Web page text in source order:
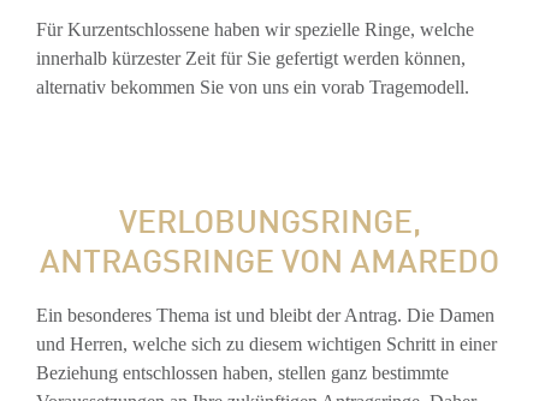
Für Kurzentschlossene haben wir spezielle Ringe, welche
innerhalb kürzester Zeit für Sie gefertigt werden können,
alternativ bekommen Sie von uns ein vorab Tragemodell.
VERLOBUNGSRINGE,
ANTRAGSRINGE VON AMAREDO
Ein besonderes Thema ist und bleibt der Antrag. Die Damen
und Herren, welche sich zu diesem wichtigen Schritt in einer
Beziehung entschlossen haben, stellen ganz bestimmte